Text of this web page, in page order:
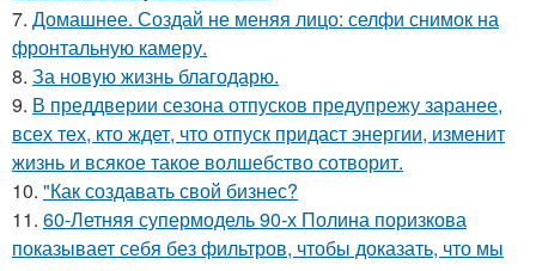
7. Домашнее. Создай не меняя лицо: селфи снимок на
фронтальную камеру.
8. За новyю жизнь благодарю.
9. В преддверии сезона отпусков предупрежу заранее,
всех тех, кто ждет, что отпуск придаст энергии, изменит
жизнь и всякое такое волшебство сотворит.
10. "Как создавать свой бизнес?
11. 60-Летняя супермодель 90-х Полина поризкова
показывает себя без фильтров, чтобы доказать, что мы